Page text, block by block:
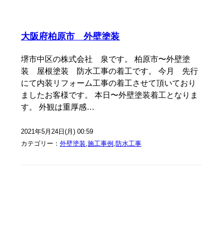
大阪府柏原市 外壁塗装
堺市中区の株式会社 泉です。 柏原市〜外壁塗
装 屋根塗装 防水工事の着工です。 今月 先行
にて内装リフォーム工事の着工させて頂いており
ましたお客様です。 本日〜外壁塗装着工となりま
す。 外観は重厚感…
2021年5月24日(月) 00:59
カテゴリー：外壁塗装,施工事例 ,防水工事